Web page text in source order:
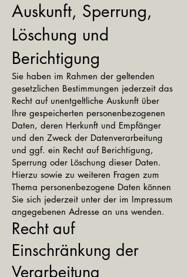
Auskunft, Sperrung,
Löschung und
Berichtigung
Sie haben im Rahmen der geltenden
gesetzlichen Bestimmungen jederzeit das
Recht auf unentgeltliche Auskunft über
Ihre gespeicherten personenbezogenen
Daten, deren Herkunft und Empfänger
und den Zweck der Datenverarbeitung
und ggf. ein Recht auf Berichtigung,
Sperrung oder Löschung dieser Daten.
Hierzu sowie zu weiteren Fragen zum
Thema personenbezogene Daten können
Sie sich jederzeit unter der im Impressum
angegebenen Adresse an uns wenden.
Recht auf
Einschränkung der
Verarbeitung